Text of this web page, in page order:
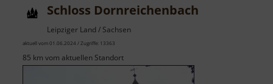
Schloss Dornreichenbach
Leipziger Land / Sachsen
aktuell vom 01.06.2024 / Zugriffe: 13363
85 km vom aktuellen Standort